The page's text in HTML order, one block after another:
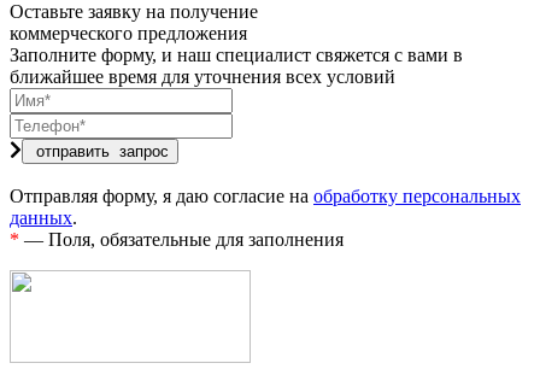
Оставьте заявку на получение
коммерческого предложения
Заполните форму, и наш специалист свяжется с вами в
ближайшее время для уточнения всех условий
Отправляя форму, я даю согласие на обработку персональных
данных.
* — Поля, обязательные для заполнения